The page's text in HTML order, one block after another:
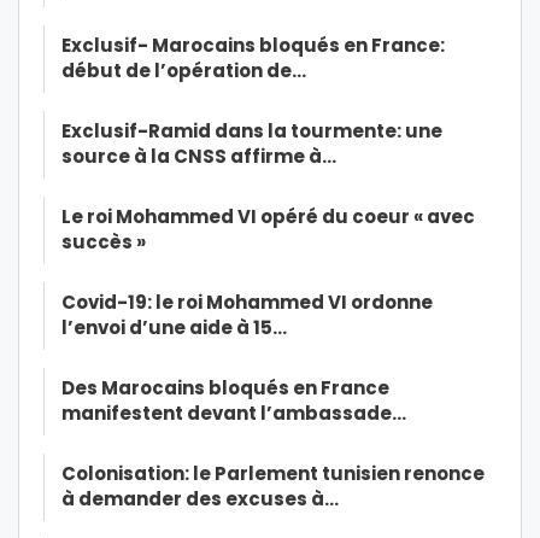
Exclusif- Marocains bloqués en France:
début de l’opération de…
Exclusif-Ramid dans la tourmente: une
source à la CNSS affirme à…
Le roi Mohammed VI opéré du coeur « avec
succès »
Covid-19: le roi Mohammed VI ordonne
l’envoi d’une aide à 15…
Des Marocains bloqués en France
manifestent devant l’ambassade…
Colonisation: le Parlement tunisien renonce
à demander des excuses à…